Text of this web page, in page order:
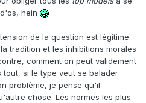
hein
de la question est légitime.
tradition et les inhibitions morales
comment on peut validement
si le type veut se balader
problème, je pense qu'il
chose. Les normes les plus